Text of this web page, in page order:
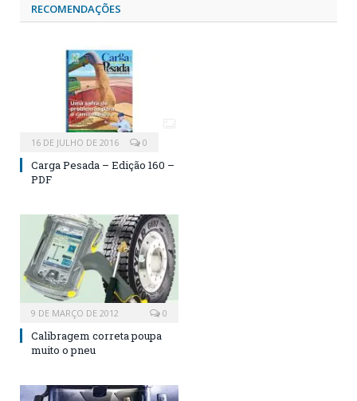
RECOMENDAÇÕES
16 DE JULHO DE 2016 0
Carga Pesada – Edição 160 –
PDF
9 DE MARÇO DE 2012 0
Calibragem correta poupa
muito o pneu